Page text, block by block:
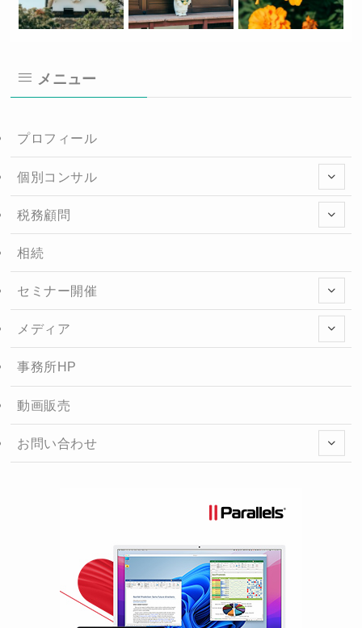
メニュー
プロフィール
個別コンサル
税務顧問
相続
セミナー開催
メディア
事務所HP
動画販売
お問い合わせ